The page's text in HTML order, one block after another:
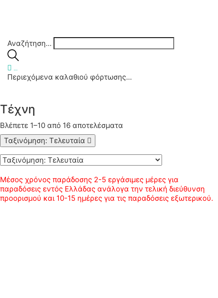
Αναζήτηση...
…
Περιεχόμενα καλαθιού φόρτωσης...
Τέχνη
Βλέπετε 1–10 από 16 αποτελέσματα
Ταξινόμηση: Τελευταία
Μέσος χρόνος παράδοσης 2-5 εργάσιμες μέρες για
παραδόσεις εντός Ελλάδας ανάλογα την τελική διεύθυνση
προορισμού και 10-15 ημέρες για τις παραδόσεις εξωτερικού.